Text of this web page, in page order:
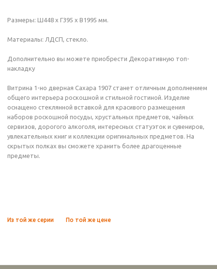
Размеры: Ш448 х Г395 х В1995 мм.
Материалы: ЛДСП, стекло.
Дополнительно вы можете приобрести Декоративную топ-
накладку
Витрина 1-но дверная Сахара 1907 станет отличным дополнением
общего интерьера роскошной и стильной гостиной. Изделие
оснащено стеклянной вставкой для красивого размещения
наборов роскошной посуды, хрустальных предметов, чайных
сервизов, дорогого алкоголя, интересных статуэток и сувениров,
увлекательных книг и коллекции оригинальных предметов. На
скрытых полках вы сможете хранить более драгоценные
предметы.
Из той же серии По той же цене